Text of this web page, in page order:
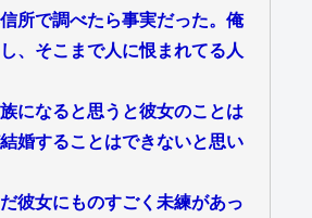
所で調べたら事実だった。俺
、そこまで人に恨まれてる人
になると思うと彼女のことは
婚することはできないと思い
彼女にものすごく未練があっ